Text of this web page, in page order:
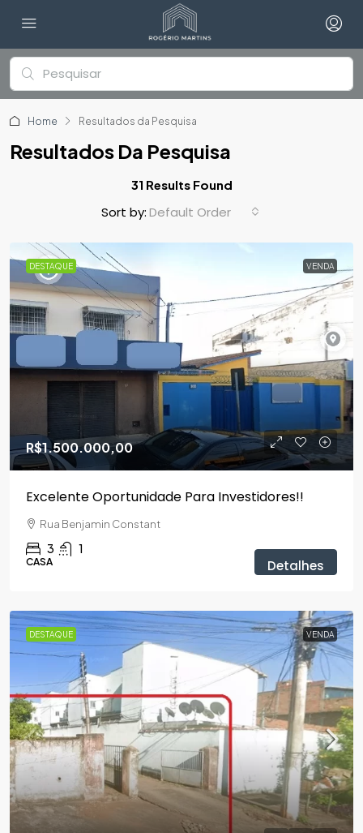
Home Resultados da Pesquisa
Resultados Da Pesquisa
31 Results Found
Sort by:Default Order
DESTAQUE VENDA
R$1.500.000,00
Excelente Oportunidade Para Investidores!!
Rua Benjamin Constant
3 1
CASA Detalhes
DESTAQUE VENDA